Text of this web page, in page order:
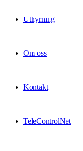
Uthyrning
Om oss
Kontakt
TeleControlNet